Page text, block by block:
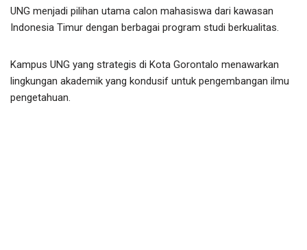
UNG menjadi pilihan utama calon mahasiswa dari kawasan
Indonesia Timur dengan berbagai program studi berkualitas.
Kampus UNG yang strategis di Kota Gorontalo menawarkan
lingkungan akademik yang kondusif untuk pengembangan ilmu
pengetahuan.